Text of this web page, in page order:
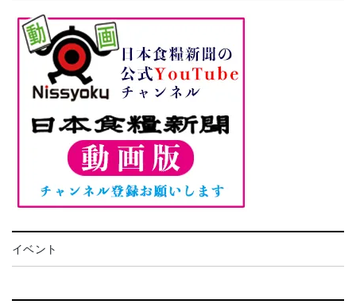
イベント